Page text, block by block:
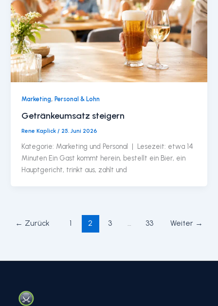
Marketing,Personal & Lohn
Getränkeumsatz steigern
Rene Kaplick / 25. Juni 2026
Kategorie: Marketing und Personal | Lesezeit: etwa 14
Minuten Ein Gast kommt herein, bestellt ein Bier, ein
Hauptgericht, trinkt aus, zahlt und
← Zurück 1 2 3 33 Weiter →